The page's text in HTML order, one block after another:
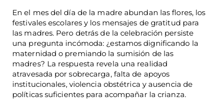
En el mes del día de la madre abundan las flores, los
festivales escolares y los mensajes de gratitud para
las madres. Pero detrás de la celebración persiste
una pregunta incómoda: ¿estamos dignificando la
maternidad o premiando la sumisión de las
madres? La respuesta revela una realidad
atravesada por sobrecarga, falta de apoyos
institucionales, violencia obstétrica y ausencia de
políticas suficientes para acompañar la crianza.